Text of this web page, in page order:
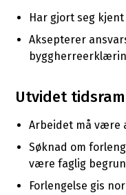
Har gjort seg
Aksepterer
Utvidet
Arbeidet må være
Søknad om
være faglig
Forlengelse gis